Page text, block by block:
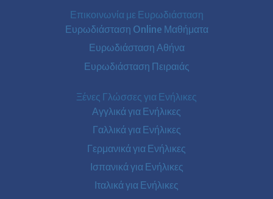
Επικοινωνία με Ευρωδιάσταση
Ευρωδιάσταση Online Μαθήματα
Ευρωδιάσταση Αθήνα
Ευρωδιάσταση Πειραιάς
Ξένες Γλώσσες για Ενήλικες
Αγγλικά για Ενήλικες
Γαλλικά για Ενήλικες
Γερμανικά για Ενήλικες
Ισπανικά για Ενήλικες
Ιταλικά για Ενήλικες